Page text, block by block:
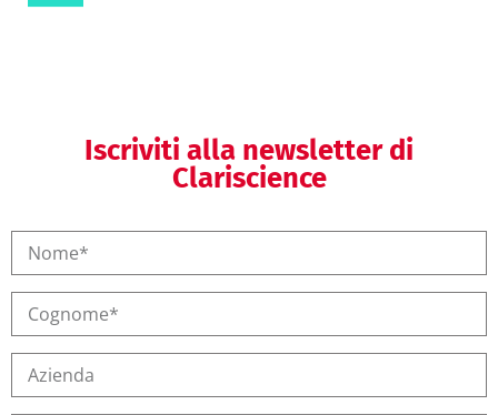
Iscriviti alla newsletter di
Clariscience